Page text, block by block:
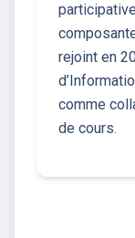
rejoint en
comme
de cours.